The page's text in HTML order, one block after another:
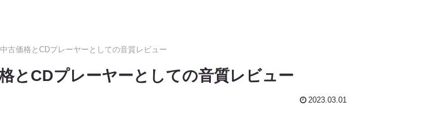
古価格とCDプレーヤーとしての音質レビュー
とCDプレーヤーとしての音質レビュー
2023.03.01